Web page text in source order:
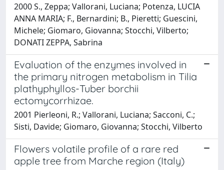
2000 S., Zeppa; Vallorani, Luciana; Potenza, LUCIA
ANNA MARIA; F., Bernardini; B., Pieretti; Guescini,
Michele; Giomaro, Giovanna; Stocchi, Vilberto;
DONATI ZEPPA, Sabrina
Evaluation of the enzymes involved in
the primary nitrogen metabolism in Tilia
plathyphyllos-Tuber borchii
ectomycorrhizae.
2001 Pierleoni, R.; Vallorani, Luciana; Sacconi, C.;
Sisti, Davide; Giomaro, Giovanna; Stocchi, Vilberto
Flowers volatile profile of a rare red
apple tree from Marche region (Italy)